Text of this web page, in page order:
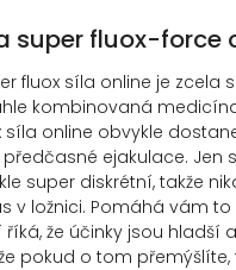
super fluox-force
fluox síla online je zcela
kombinovaná
síla online obvykle
ejakulace. Jen
super diskrétní, takže
v ložnici. Pomáhá vám
říká, že účinky jsou
pokud o tom